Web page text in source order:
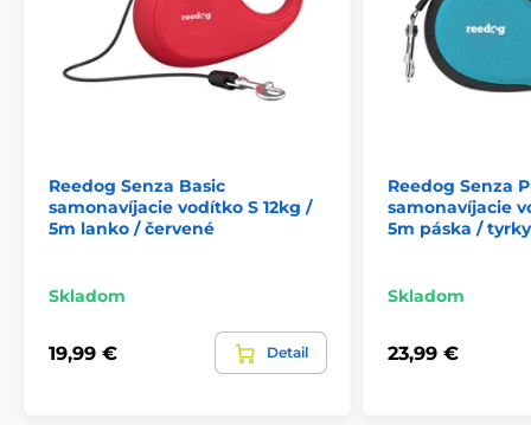
Lankové Pre stredné psy
Potreby na venčenie
Reedog Senza Basic
samonavíjacie vodítko S 12kg /
5m lanko / červené
Skladom
19,99 € Detail
Reedog Senza
samonavíjacie
5m páska /
Skladom
23,99 €